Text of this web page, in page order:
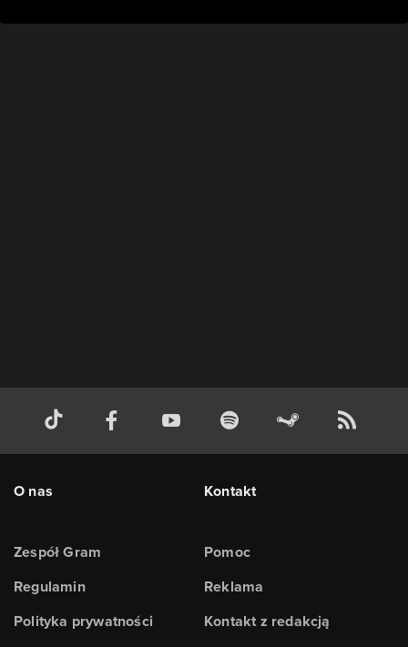
O nas
Zespół Gram
Regulamin
Polityka prywatności
Kontakt
Pomoc
Reklama
Kontakt z redakcją